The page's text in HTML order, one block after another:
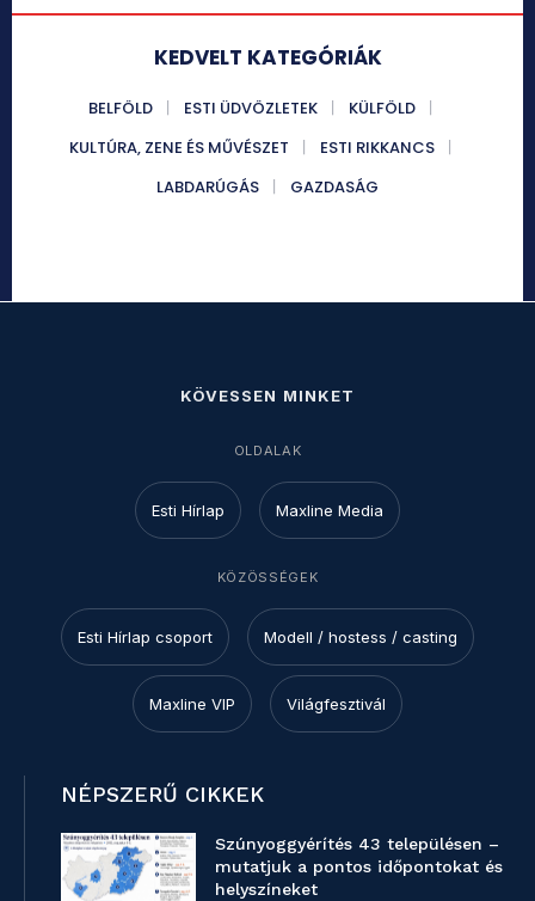
KEDVELT KATEGÓRIÁK
BELFÖLD ESTI ÜDVÖZLETEK
KÜLFÖLD
KULTÚRA, ZENE ÉS MŰVÉSZET
ESTI RIKKANCS
LABDARÚGÁS
GAZDASÁG
KÖVESSEN MINKET
OLDALAK
Esti Hírlap Maxline Media
KÖZÖSSÉGEK
Esti Hírlap csoport Modell / hostess / casting
Maxline VIP Világfesztivál
NÉPSZERŰ CIKKEK
Szúnyoggyérítés 43 településen –
mutatjuk a pontos időpontokat és
helyszíneket